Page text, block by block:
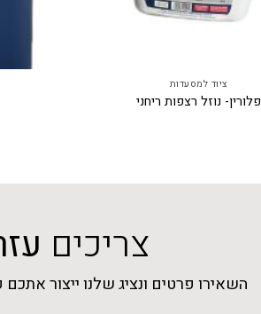
ציוד למסעדות
פלורין- נוזל רצפות ריחני
צריכים
השאירו פרטים ונציג שלנו ייצור